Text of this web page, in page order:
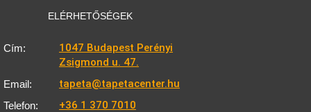
ELÉRHETŐSÉGEK
Cím:
1047 Budapest Perényi
Zsigmond u. 47.
Email: tapeta@tapetacenter.hu
Telefon: +36 1 370 7010